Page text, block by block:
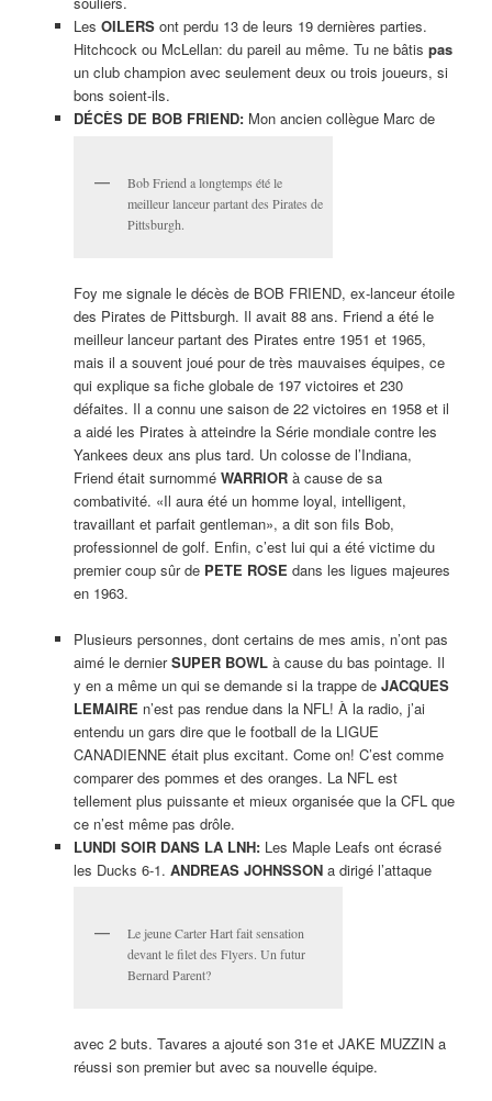
Les OILERSont perdu 13 de leurs 19 dernières parties.
Hitchcock ou McLellan: du pareil au même. Tu ne bâtis pas
un club champion avec seulement deux ou trois joueurs, si
bons soient-ils.
DÉCÈS DE BOB FRIEND: Mon ancien collègue Marc de
Bob Friend a longtemps été le
meilleur lanceur partant des Pirates de
Pittsburgh.
Foy me signale le décès de BOB FRIEND, ex-lanceur étoile
des Pirates de Pittsburgh. Il avait 88 ans. Friend a été le
meilleur lanceur partant des Pirates entre 1951 et 1965,
mais il a souvent joué pour de très mauvaises équipes, ce
qui explique sa fiche globale de 197 victoires et 230
défaites. Il a connu une saison de 22 victoires en 1958 et il
a aidé les Pirates à atteindre la Série mondiale contre les
Yankees deux ans plus tard. Un colosse de l’Indiana,
Friend était surnommé WARRIORà cause de sa
combativité. «Il aura été un homme loyal, intelligent,
travaillant et parfait gentleman», a dit son fils Bob,
professionnel de golf. Enfin, c’est lui qui a été victime du
premier coup sûr de PETE ROSE dans les ligues majeures
en 1963.
Plusieurs personnes, dont certains de mes amis, n’ont pas
aimé le dernierSUPER BOWLà cause du bas pointage. Il
y en a même un qui se demande si la trappe de JACQUES
LEMAIRE n’est pas rendue dans la NFL! À la radio, j’ai
entendu un gars dire que le football de la LIGUE
CANADIENNE était plus excitant. Come on! C’est comme
comparer des pommes et des oranges. La NFL est
tellement plus puissante et mieux organisée que la CFL que
ce n’est même pas drôle.
LUNDI SOIR DANS LA LNH: Les Maple Leafs ont écrasé
les Ducks 6-1. ANDREAS JOHNSSONa dirigé l’attaque
Le jeune Carter Hart fait sensation
devant le filet des Flyers. Un futur
Bernard Parent?
avec 2 buts. Tavares a ajouté son 31e et JAKE MUZZIN a
réussi son premier but avec sa nouvelle équipe.